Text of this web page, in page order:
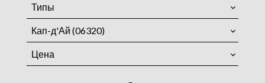
Типы
Кап-д'Ай (06320)
Цена